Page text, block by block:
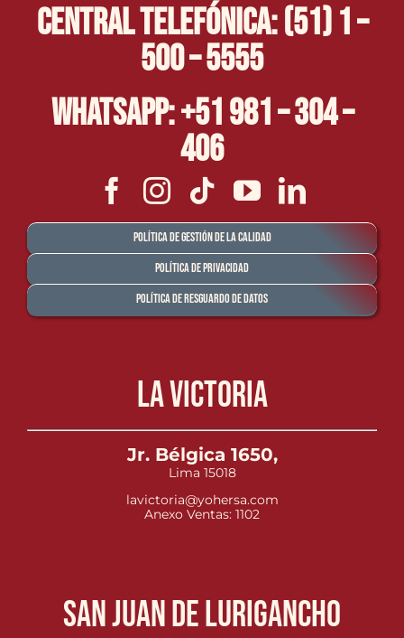
Central Telefónica: (51) 1 –
500 – 5555
Whatsapp: +51 981 – 304 –
406
Política de Gestión de la Calidad
Política de Privacidad
Política de Resguardo de Datos
La Victoria
Jr. Bélgica 1650,
Lima 15018
lavictoria@yohersa.com
Anexo Ventas: 1102
San Juan de Lurigancho